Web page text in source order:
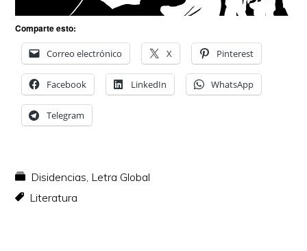
Comparte esto:
Correo electrónico X Pinterest
Facebook LinkedIn WhatsApp
Telegram
Disidencias, Letra Global
Literatura